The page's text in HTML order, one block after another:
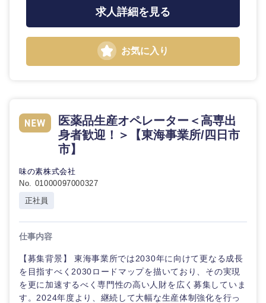
求人詳細を見る
お気に入り
医薬品生産オペレーター＜高専出
身者歓迎！＞【東海事業所/四日市
市】
味の素株式会社
No. 01000097000327
正社員
仕事内容
【募集背景】 東海事業所では2030年に向けて更なる成長
を目指すべく2030ロードマップを描いており、その実現
を更に加速するべく専門性の高い人財を広く募集していま
す。2024年度より、継続して大幅な生産体制強化を行っ